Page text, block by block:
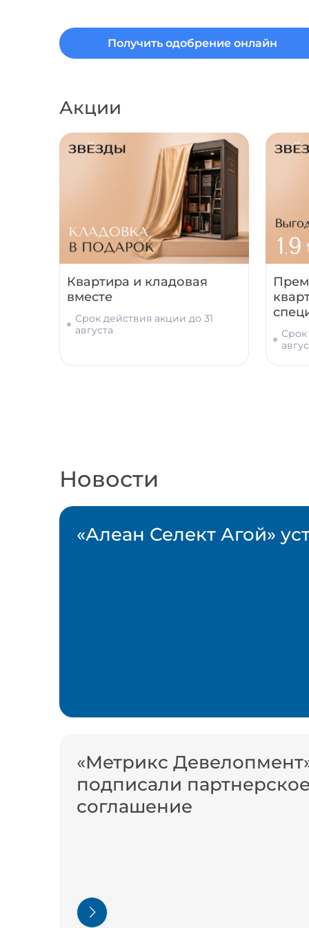
Получить одобрение онлайн
Акции
Квартира и кладовая
вместе
Срок действия акции до 31
августа
Срок
Новости
«Алеан Селект Агой»
«Метрикс
подписали партнерское
соглашение